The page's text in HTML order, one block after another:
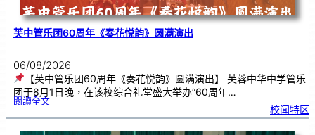
芙中管乐团60周年《奏花悦韵》圆满演出
06/08/2026
【芙中管乐团60周年《奏花悦韵》圆满演出】 芙蓉中华中学管乐
团于8月1日晚，在该校综合礼堂盛大举办“60周年…
閱讀全文:芙
管
乐
6
校闻特区